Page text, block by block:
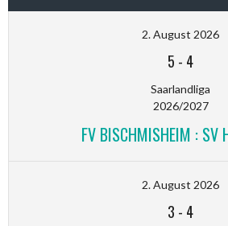
2. August 2026
5 - 4
Saarlandliga
2026/2027
FV BISCHMISHEIM : SV
2. August 2026
3 - 4